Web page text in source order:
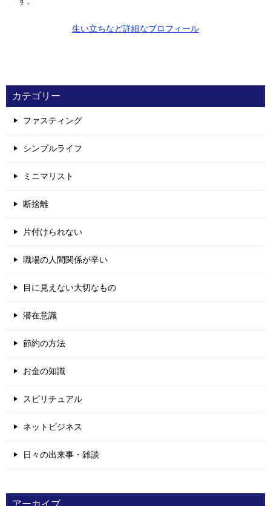
生い立ちなど詳細なプロフィール
カテゴリー
ファスティング
シンプルライフ
ミニマリスト
断捨離
片付けられない
職場の人間関係が辛い
目に見えない大切なもの
潜在意識
節約の方法
お金の知識
スピリチュアル
ネットビジネス
日々の出来事・雑談